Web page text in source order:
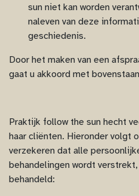
sun niet kan worden
naleven van deze
geschiedenis.
Door het maken van een
gaat u akkoord met
Praktijk follow the sun hecht
haar cliënten. Hieronder volgt
verzekeren dat alle
behandelingen wordt
behandeld: